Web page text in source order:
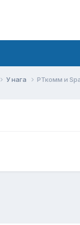
У нага РТкомм и